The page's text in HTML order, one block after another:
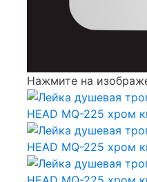
Нажмите на